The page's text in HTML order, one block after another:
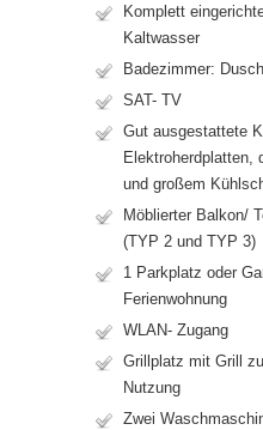
Komplett
Kaltwasser
Badezimmer:
SAT- TV
Gut ausgestattete
Elektroherdplatten,
und großem
Möblierter Balkon/
(TYP 2 und TYP 3)
1 Parkplatz oder
Ferienwohnung
WLAN- Zugang
Grillplatz mit Grill
Nutzung
Zwei